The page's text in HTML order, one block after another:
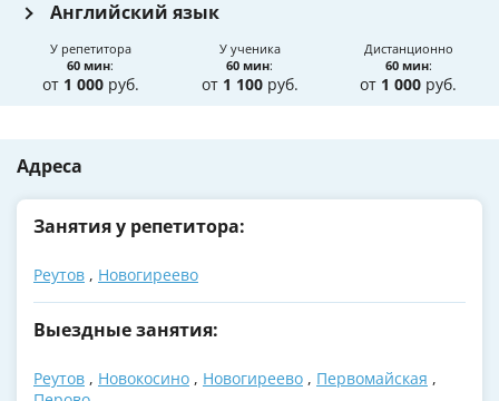
Английский язык
У репетитора
60 мин:
от 1 000руб.
У ученика
60 мин:
от 1 100руб.
Дистанционно
60 мин:
от 1 000 руб.
Адреса
Занятия у репетитора:
Реутов , Новогиреево
Выездные занятия:
Реутов , Новокосино , Новогиреево , Первомайская ,